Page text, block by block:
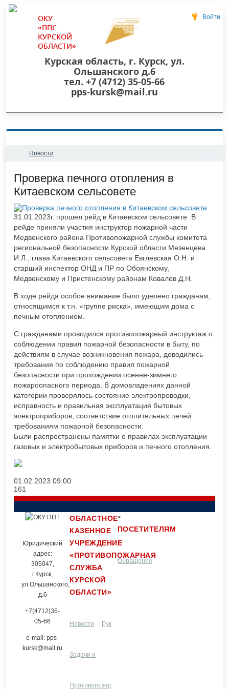
Войти
ОКУ
«ППС
КУРСКОЙ
ОБЛАСТИ»
Курская область, г. Курск, ул.
Ольшанского д.6
тел. +7 (4712) 35-05-66
pps-kursk@mail.ru
Новости
​Проверка печного отопления в
Китаевском сельсовете
31.01.2023г. прошел рейд в Китаевском сельсовете. В
рейде приняли участия инструктор пожарной части
Медвенского района Противопожарной службы комитета
региональной безопасности Курской области Мезенцева
И.Л., глава Китаевского сельсовета Евглевская О.Н. и
старший инспектор ОНД и ПР по Обоянскому,
Медвенскому и Пристенскому районам Ковалев Д.Н.
В ходе рейда особое внимание было уделено гражданам,
относящимся к т.н. «группе риска», имеющим дома с
печным отоплением.
С гражданами проводился противопожарный инструктаж о
соблюдении правил пожарной безопасности в быту, по
действиям в случае возникновения пожара, доводились
требования по соблюдению правил пожарной
безопасности при прохождении осенне-зимнего
пожароопасного периода. В домовладениях данной
категории проверялось состояние электропроводки,
исправность и правильная эксплуатация бытовых
электроприборов, соответствие отопительных печей
требованиям пожарной безопасности.
Были распространены памятки о правилах эксплуатации
газовых и электробытовых приборов и печного отопления.
01.02.2023 09:00
161
Юридический
адрес:
305047,
г.Курск,
ул.Ольшанского,
д.6
+7(4712)35-
05-66
e-mail: pps-
kursk@mail.ru
ОБЛАСТНОЕ
КАЗЕННОЕ
УЧРЕЖДЕНИЕ
«ПРОТИВОПОЖАРНАЯ
СЛУЖБА
КУРСКОЙ
ОБЛАСТИ»
Новости Руководство и
подразделения
Задачи и
функции
Противопожарная
<
ПОСЕТИТЕЛЯМ
Обращение